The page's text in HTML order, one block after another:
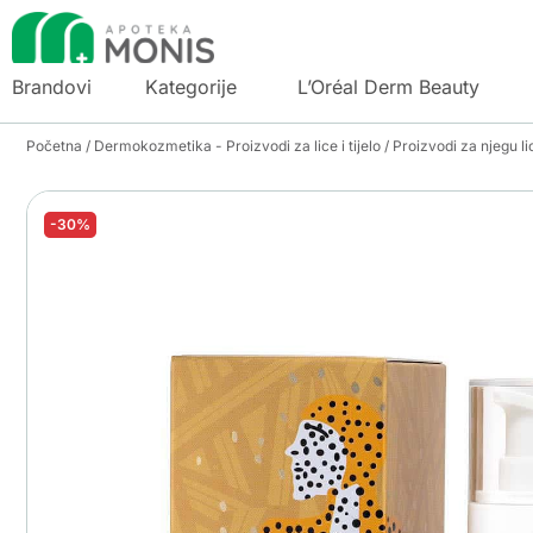
Brandovi Kategorije L’Oréal Derm Beauty
Početna / Dermokozmetika - Proizvodi za lice i tijelo / Proizvodi za njegu
-30%